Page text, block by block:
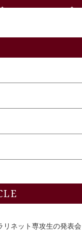
リネット専攻生の発表会